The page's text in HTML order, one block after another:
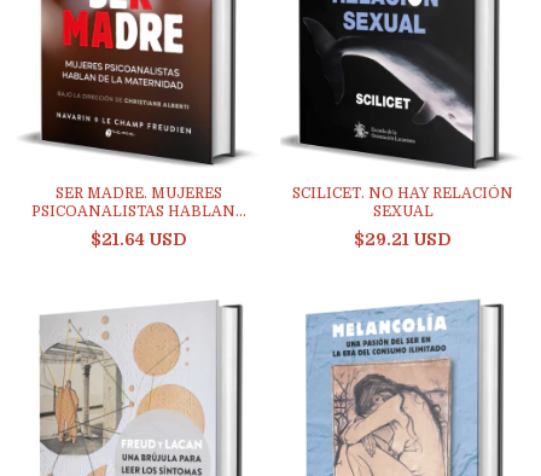
SER MADRE. MUJERES
PSICOANALISTAS HABLAN...
$21.64 USD
SCILICET. NO HAY RELACIÓN
SEXUAL
$29.21 USD